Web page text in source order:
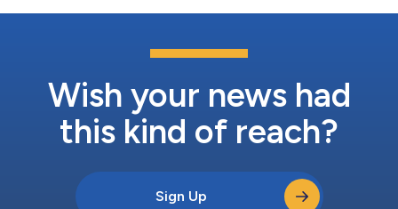
Wish your news had
this kind of reach?
Sign Up